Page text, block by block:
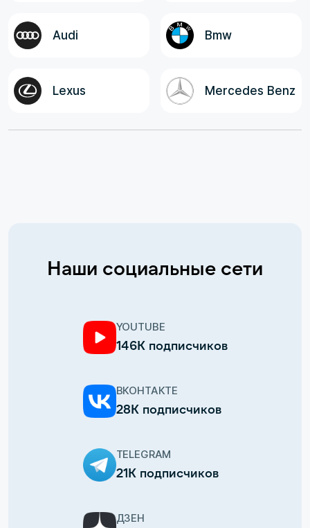
Audi Bmw
Lexus Mercedes Benz
Наши социальные сети
YOUTUBE
146К подписчиков
ВКОНТАКТЕ
28К подписчиков
TELEGRAM
21К подписчиков
ДЗЕН